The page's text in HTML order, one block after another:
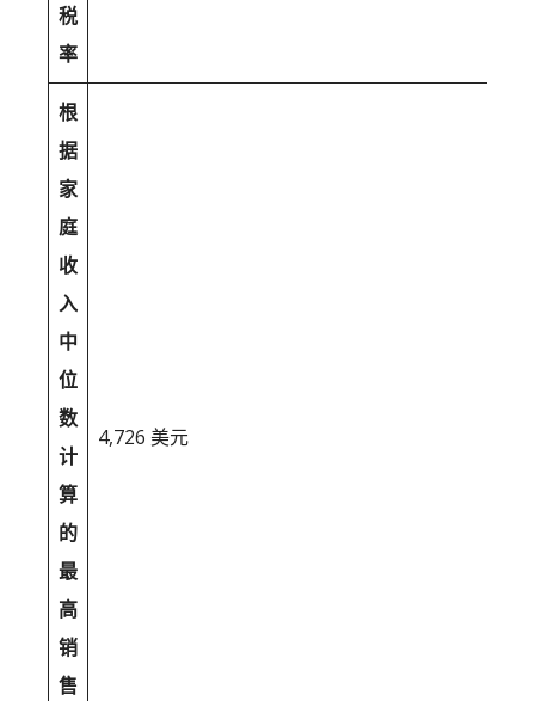
税
率
根
据
家
庭
收
入
中
位
数
计
算
的
最
高
销
售
4,726 美元